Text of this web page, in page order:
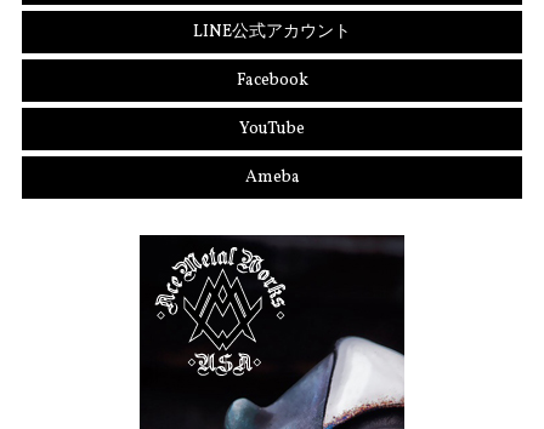
LINE公式アカウント
Facebook
YouTube
Ameba